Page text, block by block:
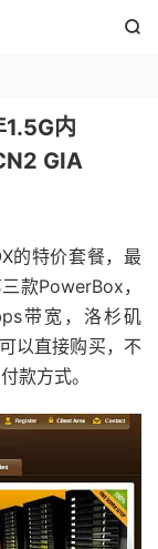

内
GIA
的特价套餐，最
款PowerBox，
带宽，洛杉矶
以直接购买，不
款方式。